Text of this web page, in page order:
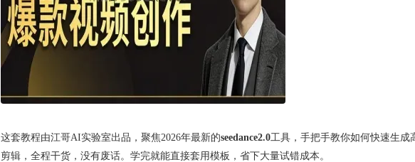
这套教程由江哥AI实验室出品，聚焦2026年最新的seedance2.0工具，手把手教你如何快速生成
剪辑，全程干货，没有废话。学完就能直接套用模板，省下大量试错成本。